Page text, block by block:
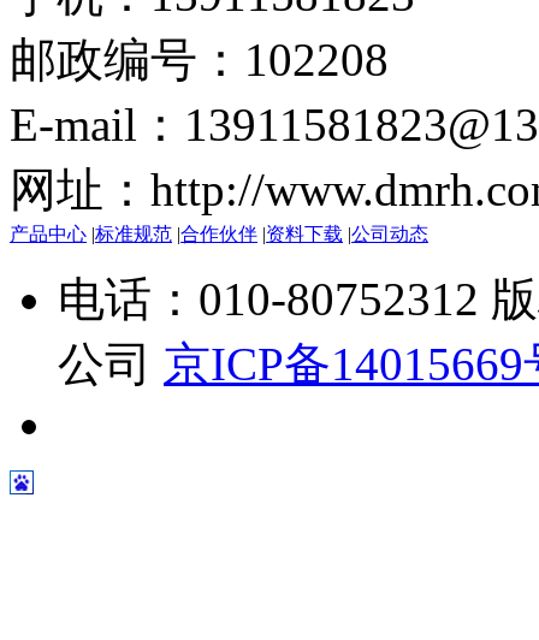
邮政编号：102208
E-mail：
网址：http://
产品中心 |标准规范 |合作伙伴 |资料下载 |公司动态
电话：010-80752312
公司 京ICP备14015669